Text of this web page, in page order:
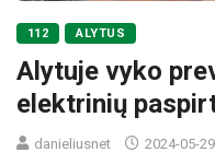
112 ALYTUS
Alytuje vyko
elektrinių
danieliusnet 2024-05-29